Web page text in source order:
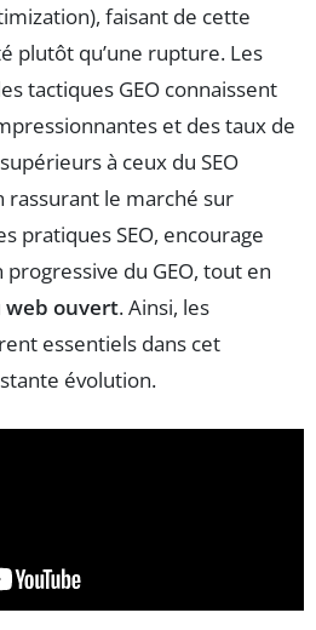
faisant de cette
plutôt qu’une rupture. Les
tactiques GEO connaissent
et des taux de
à ceux du SEO
rassurant le marché sur
pratiques SEO, encourage
du GEO, tout en
web ouvert. Ainsi, les
essentiels dans cet
évolution.